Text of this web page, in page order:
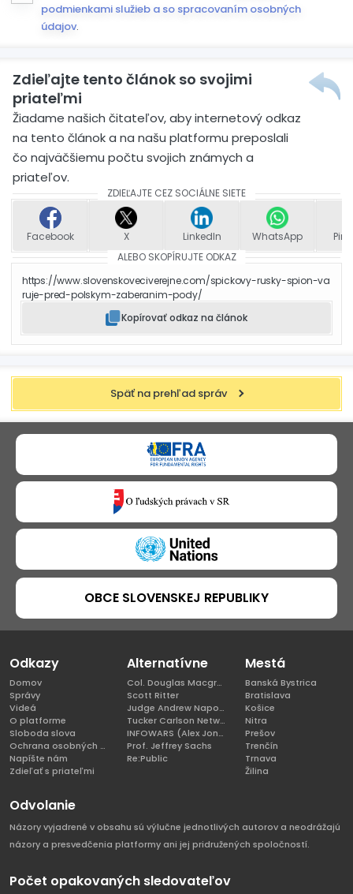
podmienkami služieb a so spracovaním osobných
údajov.
Zdieľajte tento článok so svojimi
priateľmi
Žiadame našich čitateľov, aby internetový odkaz
na tento článok a na našu platformu preposlali
čo najväčšiemu počtu svojich známych a
priateľov.
ZDIEĽAJTE CEZ SOCIÁLNE SIETE
Facebook X LinkedIn WhatsApp
ALEBO SKOPÍRUJTE ODKAZ
https://www.slovenskoveciverejne.com/spickovy-rusky-spion-va
ruje-pred-polskym-zaberanim-pody/
Kopírovať odkaz na článok
Späť na prehľad správ
OBCE SLOVENSKEJ REPUBLIKY
Odkazy
Domov
Správy
Videá
O platforme
Sloboda slova
Ochrana osobných údajov
Napíšte nám
Zdieľať s priateľmi
Alternatívne
Col. Douglas Macgregor, Ph.D
Scott Ritter
Judge Andrew Napolitano
Tucker Carlson Network
INFOWARS (Alex Jones)
Prof. Jeffrey Sachs
Re:Public
Mestá
Banská Bystrica
Bratislava
Košice
Nitra
Prešov
Trenčín
Trnava
Žilina
Odvolanie
Názory vyjadrené v obsahu sú výlučne jednotlivých autorov a neodrážajú
názory a presvedčenia platformy ani jej pridružených spoločností.
Počet opakovaných sledovateľov